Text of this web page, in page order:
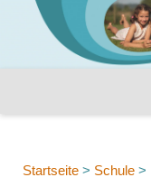
Startseite > Schule >